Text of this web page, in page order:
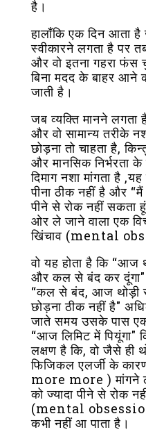
है।
हालाँकि एक दिन आता
स्वीकारने लगता है पर
और वो इतना गहरा फंस
बिना मदद के बाहर आने
जाती है।
जब व्यक्ति मानने
और वो सामान्य तरीके
छोड़ना तो चाहता है,
और मानसिक निर्भरता
दिमाग नशा मांगता है
पीना ठीक नहीं है और
पीने से रोक नहीं सकता
ओर ले जाने वाला एक
खिंचाव (mental
वो यह होता है कि “आज
और कल से बंद कर दूंगा"
“कल से बंद, आज थोड़ी
छोड़ना ठीक नहीं है"
जाते समय उसके पास एक
“आज लिमिट में पियूंगा"
लक्षण है कि, वो जैसे ही
फिजिकल एलर्जी के
more more ) मांगने
को ज्यादा पीने से रोक
(mental
कभी नहीं आ पाता है।